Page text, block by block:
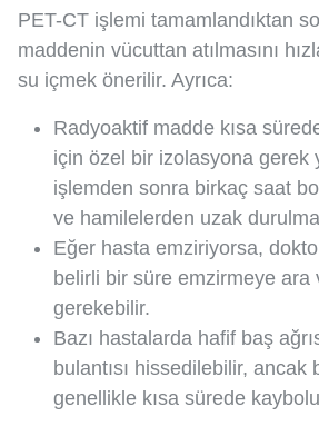
PET-CT işlemi tamamlandıktan
maddenin vücuttan atılmasını
su içmek önerilir. Ayrıca:
Radyoaktif madde kısa
için özel bir izolasyona gerek
işlemden sonra birkaç saat
ve hamilelerden uzak
Eğer hasta emziriyorsa,
belirli bir süre emzirmeye ara
gerekebilir.
Bazı hastalarda hafif baş
bulantısı hissedilebilir, ancak
genellikle kısa sürede